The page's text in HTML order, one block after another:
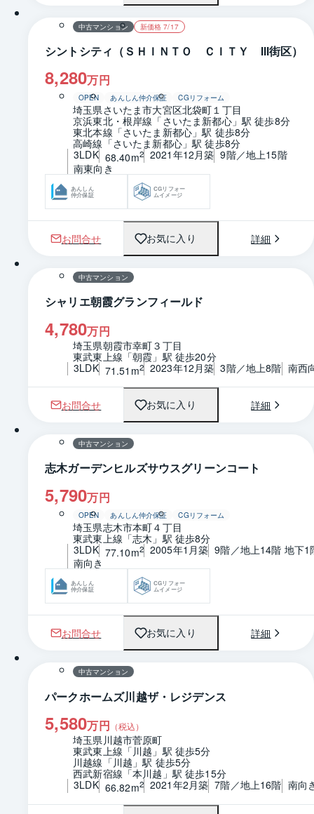
中古マンション 新価格 7/17
シントシティ（ＳＨＩＮＴＯ ＣＩＴＹ Ⅲ街区）
8,280万円
OPEN あんしん仲介保証 CGリフォーム
埼玉県さいたま市大宮区北袋町１丁目
京浜東北・根岸線「さいたま新都心」駅 徒歩8分
東北本線「さいたま新都心」駅 徒歩8分
高崎線「さいたま新都心」駅 徒歩8分
3LDK 68.40m2 2021年12月築 9階／地上15階
南東向き
あんしん
仲介保証
CGリフォー
ムイメージ
お問合せ お気に入り 詳細
1 / 0 間取り
中古マンション
シャリエ朝霞グランフィールド
4,780万円
埼玉県朝霞市幸町３丁目
東武東上線「朝霞」駅 徒歩20分
3LDK 71.51m2 2023年12月築 3階／地上8階 南西
お問合せ お気に入り 詳細
1 / 0 間取り
中古マンション
志木ガーデンヒルズサウスグリーンコート
5,790万円
OPEN あんしん仲介保証 CGリフォーム
埼玉県志木市本町４丁目
東武東上線「志木」駅 徒歩8分
3LDK 77.10m2 2005年1月築 9階／地上14階 地下1
南向き
あんしん
仲介保証
CGリフォー
ムイメージ
お問合せ お気に入り 詳細
1 / 0 間取り
中古マンション
パークホームズ川越ザ・レジデンス
5,580万円 （税込）
埼玉県川越市菅原町
東武東上線「川越」駅 徒歩5分
川越線「川越」駅 徒歩5分
西武新宿線「本川越」駅 徒歩15分
3LDK 66.82m2 2021年2月築 7階／地上16階 南向